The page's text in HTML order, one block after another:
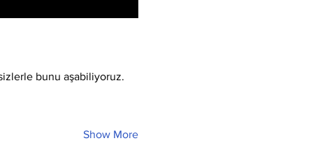
bunu aşabiliyoruz.
Show More